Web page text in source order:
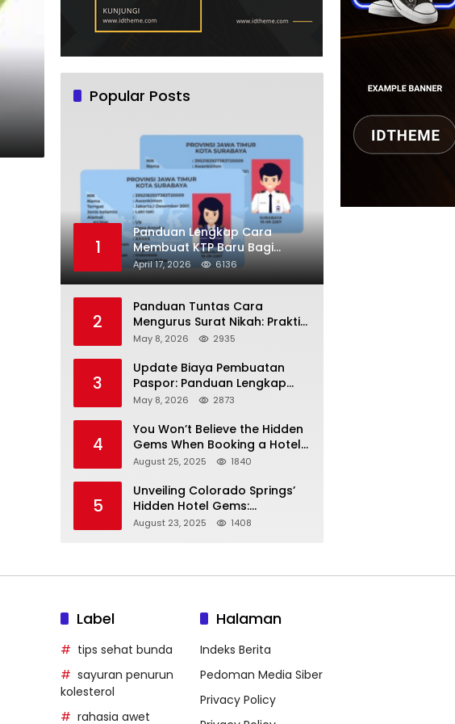
Popular Posts
1
Panduan Lengkap Cara
Membuat KTP Baru Bagi
Pemula Tahun 2026
April 17, 2026 6136
2
Panduan Tuntas Cara
Mengurus Surat Nikah: Praktis
dan Sah di Mata Hukum!
May 8, 2026 2935
3
Update Biaya Pembuatan
Paspor: Panduan Lengkap
Tarif Resmi Negara!
May 8, 2026 2873
4
You Won’t Believe the Hidden
Gems When Booking a Hotel
in Louisville KY—From Cheap
August 25, 2025 1840
5
Unveiling Colorado Springs’
Hidden Hotel Gems:
Affordable Stays, Luxury
August 23, 2025 1408
Label
tips sehat bunda
sayuran penurun
kolesterol
rahasia awet
Halaman
Indeks Berita
Pedoman Media Siber
Privacy Policy